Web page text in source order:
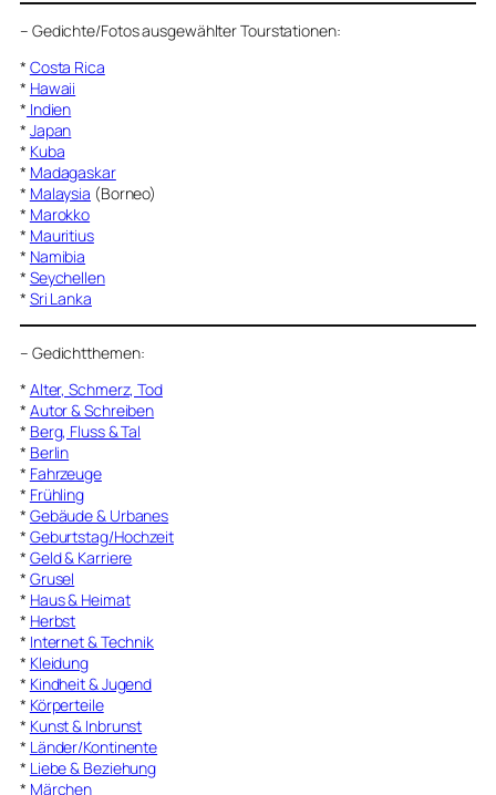
– Gedichte/Fotos ausgewählter Tourstationen:
* Costa Rica
* Hawaii
* Indien
* Japan
* Kuba
* Madagaskar
* Malaysia (Borneo)
* Marokko
* Mauritius
* Namibia
* Seychellen
* Sri Lanka
– Gedichtthemen:
* Alter, Schmerz, Tod
* Autor & Schreiben
* Berg, Fluss & Tal
* Berlin
* Fahrzeuge
* Frühling
* Gebäude & Urbanes
* Geburtstag/Hochzeit
* Geld & Karriere
* Grusel
* Haus & Heimat
* Herbst
* Internet & Technik
* Kleidung
* Kindheit & Jugend
* Körperteile
* Kunst & Inbrunst
* Länder/Kontinente
* Liebe & Beziehung
* Märchen